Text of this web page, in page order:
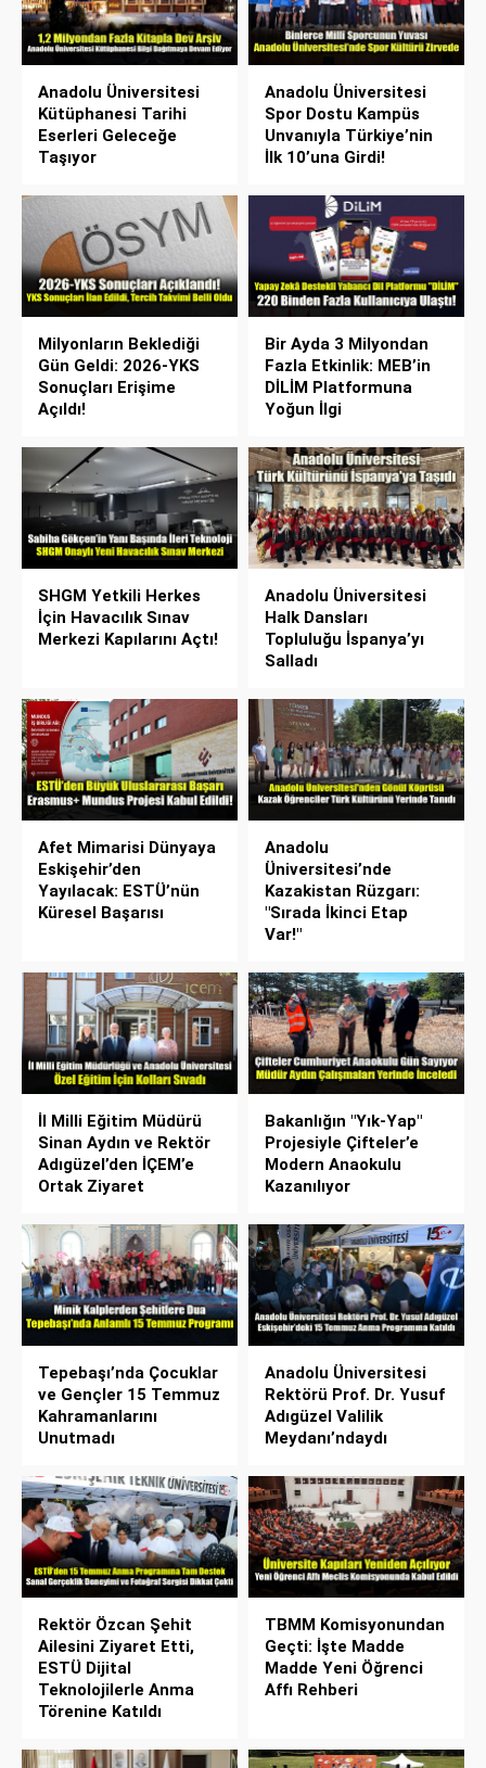
Anadolu Üniversitesi
Kütüphanesi Tarihi
Eserleri Geleceğe
Taşıyor
Anadolu Üniversitesi
Spor Dostu Kampüs
Unvanıyla Türkiye’nin
İlk 10’una Girdi!
Milyonların Beklediği
Gün Geldi: 2026-YKS
Sonuçları Erişime
Açıldı!
Bir Ayda 3 Milyondan
Fazla Etkinlik: MEB’in
DİLİM Platformuna
Yoğun İlgi
SHGM Yetkili Herkes
İçin Havacılık Sınav
Merkezi Kapılarını Açtı!
Anadolu Üniversitesi
Halk Dansları
Topluluğu İspanya’yı
Salladı
Afet Mimarisi Dünyaya
Eskişehir’den
Yayılacak: ESTÜ’nün
Küresel Başarısı
Anadolu
Üniversitesi’nde
Kazakistan Rüzgarı:
"Sırada İkinci Etap
Var!"
İl Milli Eğitim Müdürü
Sinan Aydın ve Rektör
Adıgüzel’den İÇEM’e
Ortak Ziyaret
Bakanlığın "Yık-Yap"
Projesiyle Çifteler’e
Modern Anaokulu
Kazanılıyor
Tepebaşı’nda Çocuklar
ve Gençler 15 Temmuz
Kahramanlarını
Unutmadı
Anadolu Üniversitesi
Rektörü Prof. Dr. Yusuf
Adıgüzel Valilik
Meydanı’ndaydı
Rektör Özcan Şehit
Ailesini Ziyaret Etti,
ESTÜ Dijital
Teknolojilerle Anma
Törenine Katıldı
TBMM Komisyonundan
Geçti: İşte Madde
Madde Yeni Öğrenci
Affı Rehberi